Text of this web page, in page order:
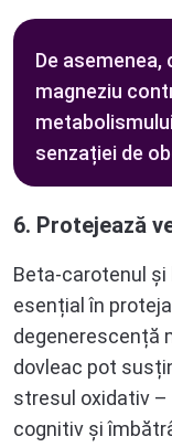
De
magneziu
senzației de
6. Protejează
Beta-carotenul și
esențial în
degenerescență
dovleac pot
stresul oxidativ –
cognitiv și